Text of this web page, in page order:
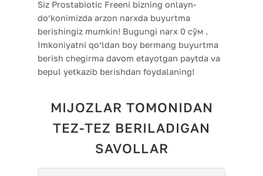
Siz Prostabiotic Freeni bizning onlayn-
do’konimizda arzon narxda buyurtma
berishingiz mumkin! Bugungi narx 0 сўм .
Imkoniyatni qo’ldan boy bermang buyurtma
berish chegirma davom etayotgan paytda va
bepul yetkazib berishdan foydalaning!
MIJOZLAR TOMONIDAN
TEZ-TEZ BERILADIGAN
SAVOLLAR